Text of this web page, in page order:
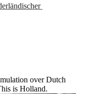
over Dutch
is Holland.